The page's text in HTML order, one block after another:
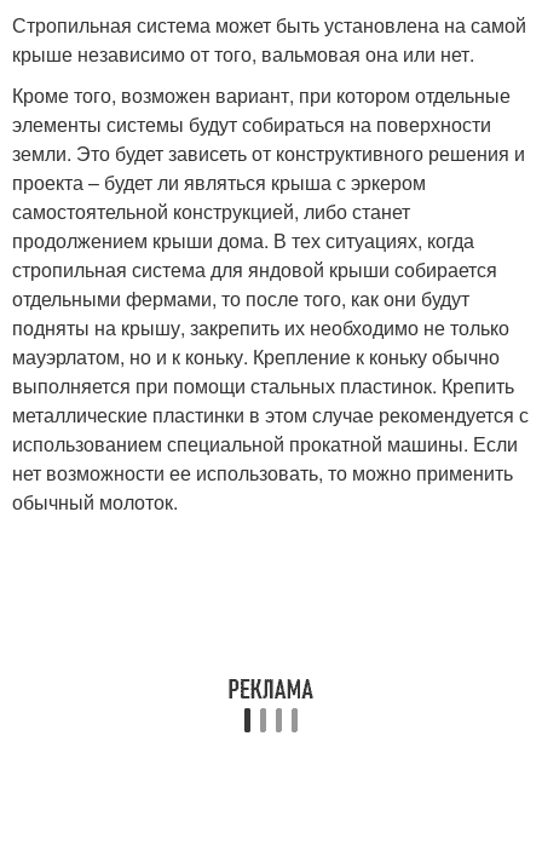
Стропильная система может быть установлена на самой
крыше независимо от того, вальмовая она или нет.
Кроме того, возможен вариант, при котором отдельные
элементы системы будут собираться на поверхности
земли. Это будет зависеть от конструктивного решения и
проекта – будет ли являться крыша с эркером
самостоятельной конструкцией, либо станет
продолжением крыши дома. В тех ситуациях, когда
стропильная система для яндовой крыши собирается
отдельными фермами, то после того, как они будут
подняты на крышу, закрепить их необходимо не только
мауэрлатом, но и к коньку. Крепление к коньку обычно
выполняется при помощи стальных пластинок. Крепить
металлические пластинки в этом случае рекомендуется с
использованием специальной прокатной машины. Если
нет возможности ее использовать, то можно применить
обычный молоток.